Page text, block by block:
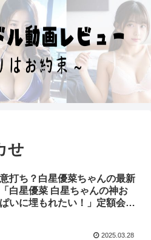
せ
打ち？白星優菜ちゃんの最新
白星優菜 白星ちゃんの神お
いに埋もれたい！」定額会員
2025.03.28